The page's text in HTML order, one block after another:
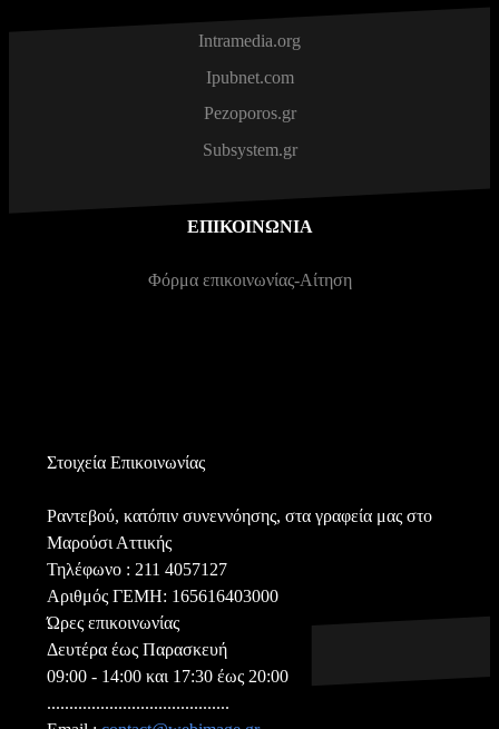
Intramedia.org
Ipubnet.com
Pezoporos.gr
Subsystem.gr
ΕΠΙΚΟΙΝΩΝΊΑ
Φόρμα επικοινωνίας-Αίτηση
Στοιχεία Επικοινωνίας
Ραντεβού, κατόπιν συνεννόησης, στα γραφεία μας στο
Μαρούσι Αττικής
Τηλέφωνο : 211 4057127
Aριθμός ΓΕΜΗ: 165616403000
Ώρες επικοινωνίας
Δευτέρα έως Παρασκευή
09:00 - 14:00 και 17:30 έως 20:00
.........................................